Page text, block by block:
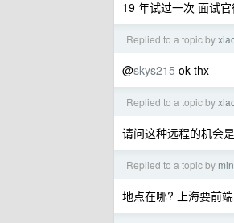
19 年试过一次 面试
Replied to a topic by
@skys215 ok thx
Replied to a topic by
请问这种远程的机会
Replied to a topic by
地点在哪? 上海要前